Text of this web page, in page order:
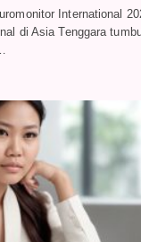
International
di Asia Tenggara